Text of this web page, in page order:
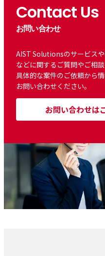
Contact Us
お問い合わせ
AIST Solutionsのサービス
などに関するご質問やご相談
具体的な案件のご依頼から
お問い合わせください。
お問い合わせは